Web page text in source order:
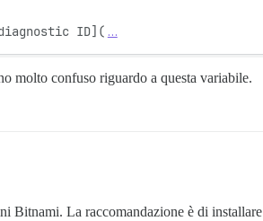
ID]( …
molto confuso riguardo a questa variabile.
La raccomandazione è di